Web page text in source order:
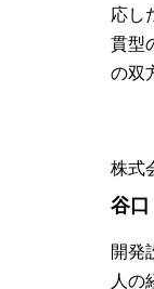
応し
貫型
の双
株式
谷口
開発
人の